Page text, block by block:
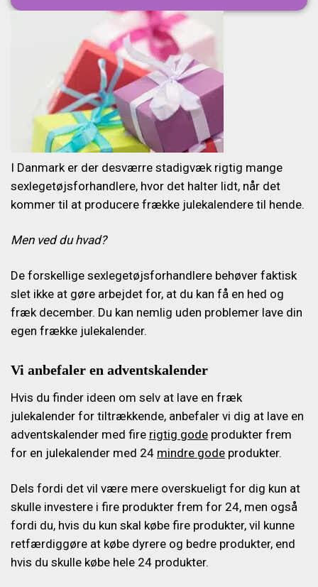
I Danmark er der desværre stadigvæk rigtig mange
sexlegetøjsforhandlere, hvor det halter lidt, når det
kommer til at producere frække julekalendere til hende.
Men ved du hvad?
De forskellige sexlegetøjsforhandlere behøver faktisk
slet ikke at gøre arbejdet for, at du kan få en hed og
fræk december. Du kan nemlig uden problemer lave din
egen frække julekalender.
Vi anbefaler en adventskalender
Hvis du finder ideen om selv at lave en fræk
julekalender for tiltrækkende, anbefaler vi dig at lave en
adventskalender med fire rigtig gode produkter frem
for en julekalender med 24 mindre gode produkter.
Dels fordi det vil være mere overskueligt for dig kun at
skulle investere i fire produkter frem for 24, men også
fordi du, hvis du kun skal købe fire produkter, vil kunne
retfærdiggøre at købe dyrere og bedre produkter, end
hvis du skulle købe hele 24 produkter.